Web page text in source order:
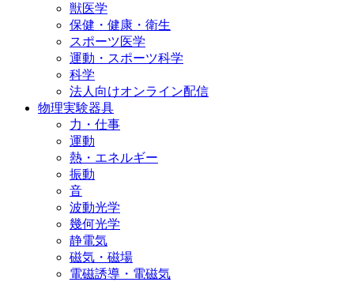
獣医学
保健・健康・衛生
スポーツ医学
運動・スポーツ科学
科学
法人向けオンライン配信
物理実験器具
力・仕事
運動
熱・エネルギー
振動
音
波動光学
幾何光学
静電気
磁気・磁場
電磁誘導・電磁気